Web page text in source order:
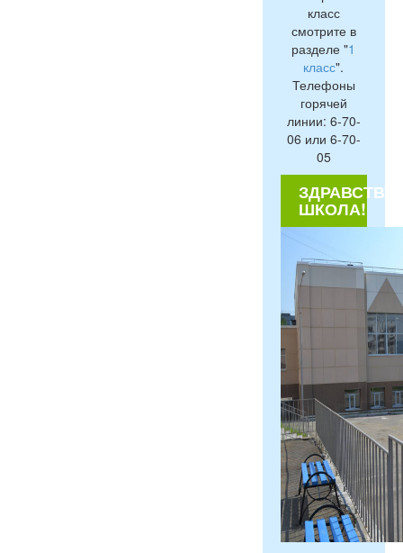
класс
смотрите в
разделе "1
класс".
Телефоны
горячей
линии: 6-70-
06 или 6-70-
05
ШКОЛА!